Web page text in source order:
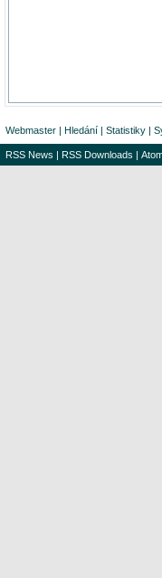
Webmaster | Hledání | Statistiky |
RSS News | RSS Downloads |